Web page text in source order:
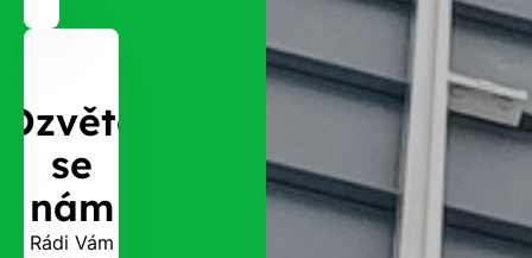
Ozvěte
se
nám
Rádi Vám